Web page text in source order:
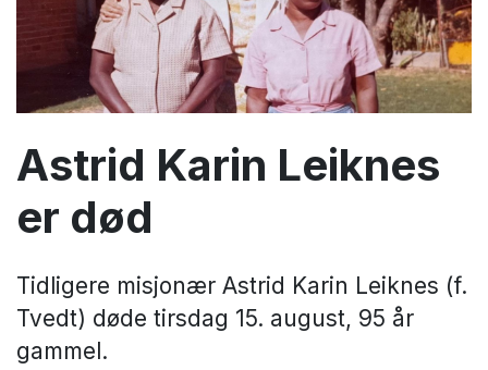
Astrid Karin Leiknes
er død
Tidligere misjonær Astrid Karin Leiknes (f.
Tvedt) døde tirsdag 15. august, 95 år
gammel.